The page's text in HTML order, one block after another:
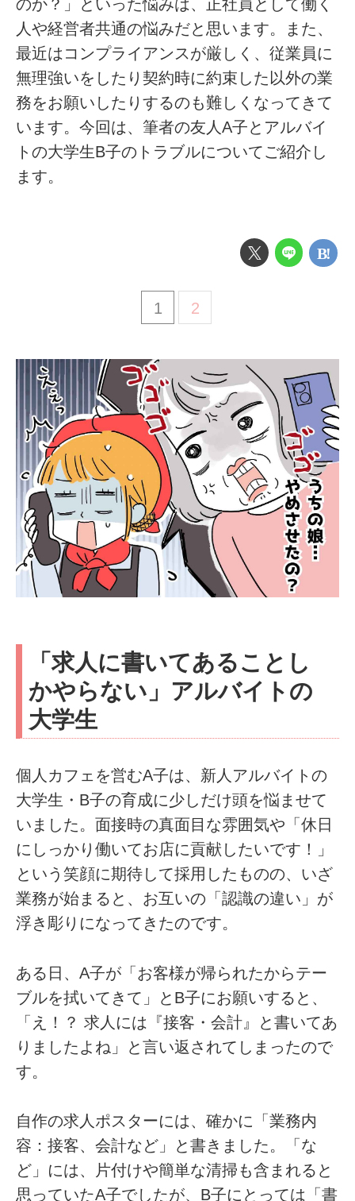
のか？」といった悩みは、正社員として働く
人や経営者共通の悩みだと思います。また、
最近はコンプライアンスが厳しく、従業員に
無理強いをしたり契約時に約束した以外の業
務をお願いしたりするのも難しくなってきて
います。今回は、筆者の友人A子とアルバイ
トの大学生B子のトラブルについてご紹介し
ます。
1 2
「求人に書いてあることし
かやらない」アルバイトの
大学生
個人カフェを営むA子は、新人アルバイトの
大学生・B子の育成に少しだけ頭を悩ませて
いました。面接時の真面目な雰囲気や「休日
にしっかり働いてお店に貢献したいです！」
という笑顔に期待して採用したものの、いざ
業務が始まると、お互いの「認識の違い」が
浮き彫りになってきたのです。
ある日、A子が「お客様が帰られたからテー
ブルを拭いてきて」とB子にお願いすると、
「え！？ 求人には『接客・会計』と書いてあ
りましたよね」と言い返されてしまったので
す。
自作の求人ポスターには、確かに「業務内
容：接客、会計など」と書きました。「な
ど」には、片付けや簡単な清掃も含まれると
思っていたA子でしたが、B子にとっては「書